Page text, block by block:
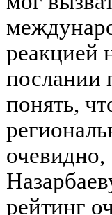
реакцией
послании
понять,
рейтинг